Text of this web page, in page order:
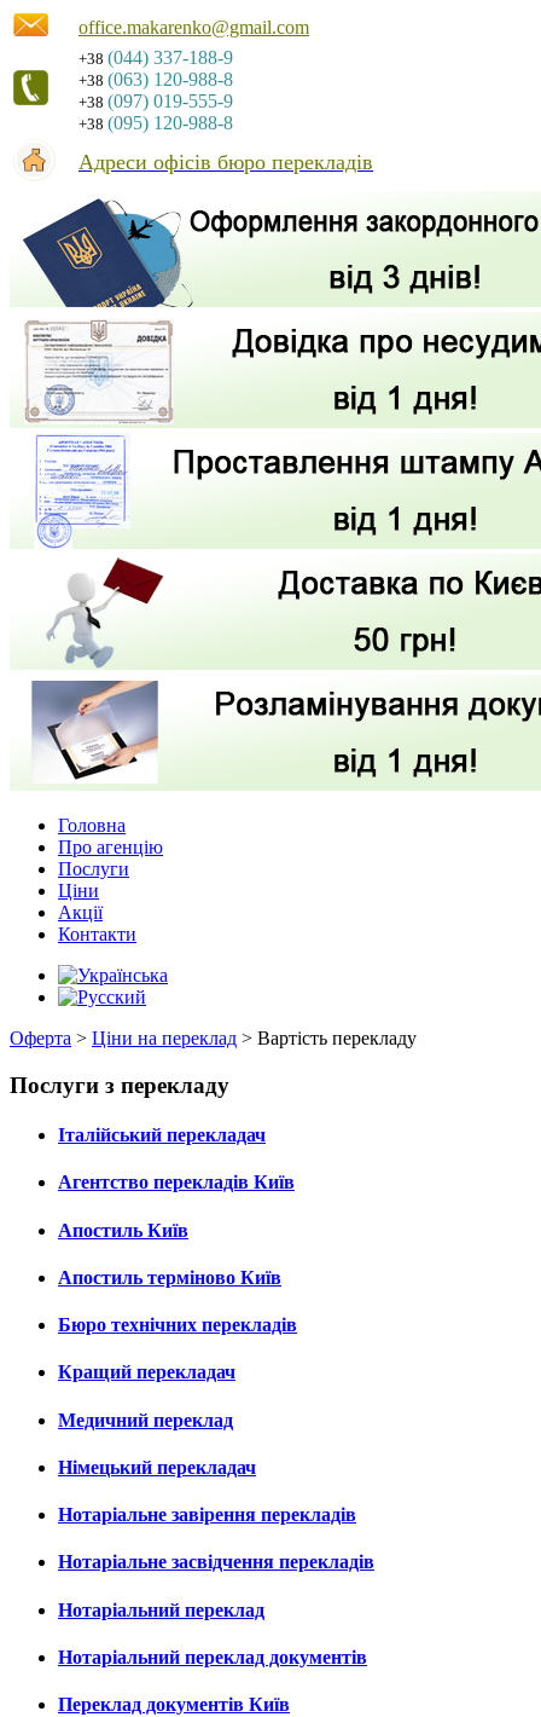
office.makarenko@gmail.com
+38 (044) 337-188-9
+38 (063) 120-988-8
+38 (097) 019-555-9
+38 (095) 120-988-8
Адреси офісів бюро перекладів
Головна
Про агенцію
Послуги
Ціни
Акції
Контакти
Оферта > Ціни на переклад > Вартість перекладу
Послуги з перекладу
Італійський перекладач
Агентство перекладів Київ
Апостиль Київ
Апостиль терміново Київ
Бюро технічних перекладів
Кращий перекладач
Медичний переклад
Німецький перекладач
Нотаріальне завірення перекладів
Нотаріальне засвідчення перекладів
Нотаріальний переклад
Нотаріальний переклад документів
Переклад документів Київ